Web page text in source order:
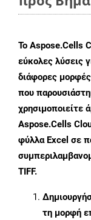
Το Aspose.Cells
εύκολες λύσεις
διάφορες
που
χρησιμοποιείτε
Aspose.Cells
φύλλα Excel σε
TIFF.
τη μορφή